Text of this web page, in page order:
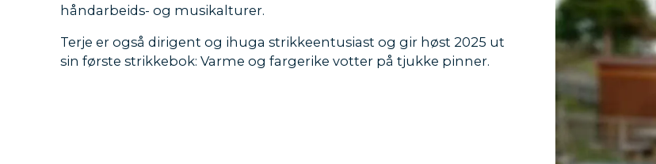
håndarbeids- og musikalturer.
Terje er også dirigent og ihuga strikkeentusiast og gir høst 2025 ut
sin første strikkebok: Varme og fargerike votter på tjukke pinner.